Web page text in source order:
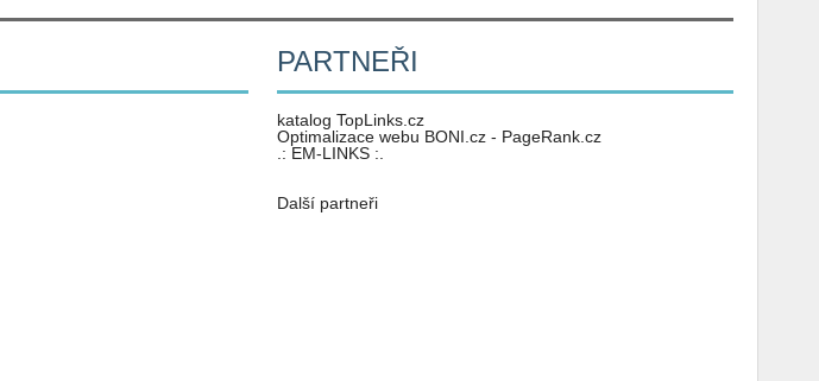
PARTNEŘI
katalog TopLinks.cz
Optimalizace webu BONI.cz - PageRank.cz
.: EM-LINKS :.
Další partneři